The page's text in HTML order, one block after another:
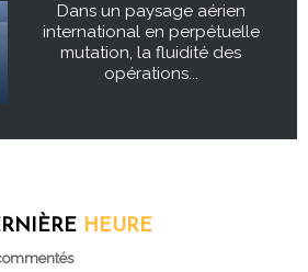
Dans un paysage aérien
international en perpétuelle
mutation, la fluidité des
opérations...
HEURE